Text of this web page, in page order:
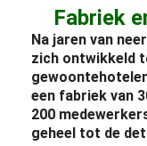
Fabriek
Na jaren van
zich ontwikkeld
gewoontehotel
een fabriek van
200
geheel tot de